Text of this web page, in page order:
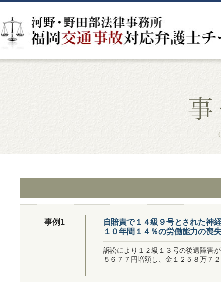
事例1
自賠責で１４級９号とされた神
１０年間１４％の労働能力の喪
訴訟により１２級１３号の後遺障害
５６７７円増額し、金１２５８万７